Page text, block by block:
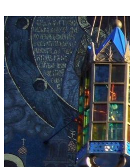
О СОБОРЕ
ИСТОРИЯ СОБОРА
ИСТОРИЯ
СОБОРА
ПОЛОЖЕНИЕ И
РАСПОРЯДОК